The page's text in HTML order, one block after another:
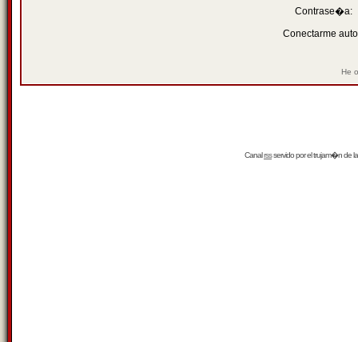
Contrase�a:
Conectarme
He
Canalrssservido por eltrujam�nde